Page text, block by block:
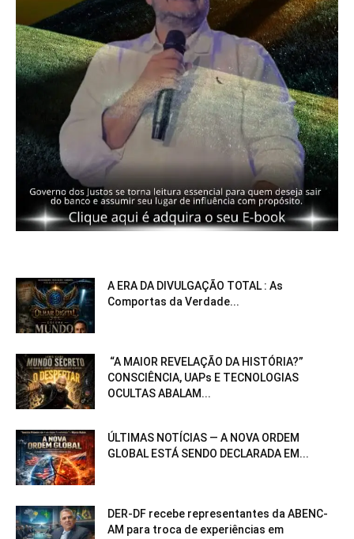
A ERA DA DIVULGAÇÃO TOTAL : As
Comportas da Verdade...
“A MAIOR REVELAÇÃO DA HISTÓRIA?”
CONSCIÊNCIA, UAPs E TECNOLOGIAS
OCULTAS ABALAM...
ÚLTIMAS NOTÍCIAS — A NOVA ORDEM
GLOBAL ESTÁ SENDO DECLARADA EM...
DER-DF recebe representantes da ABENC-
AM para troca de experiências em